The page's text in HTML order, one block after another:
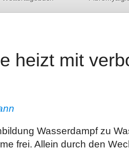
heizt mit
Wasserdampf zu
frei. Allein durch den